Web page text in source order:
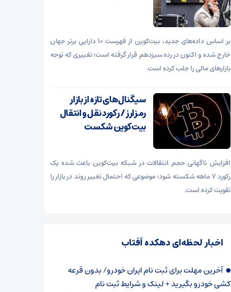
بر اساس داده‌های جدید، بیت‌کوین از فهرست ۱۰ دارایی برتر جهان
خارج شده و اکنون در رده سیزدهم قرار گرفته است؛ تغییری که توجه
بازارهای مالی را جلب کرده است.
سیگنال‌های تازه از بازار
رمزارز / رکورد نقل و انتقال
بیت‌کوین شکست
افزایش ناگهانی حجم انتقالات در شبکه بیت‌کوین باعث شده یک
رکورد ۷ ماهه شکسته شود؛ موضوعی که احتمال تغییر روند در بازار را
تقویت کرده است.
اخبار لحظه‌ای دهکده آفتاب
آخرین مهلت برای ثبت نام ایران خودرو/ بدون قرعه
کشی خودرو بگیرید + لینک و شرایط ثبت نام